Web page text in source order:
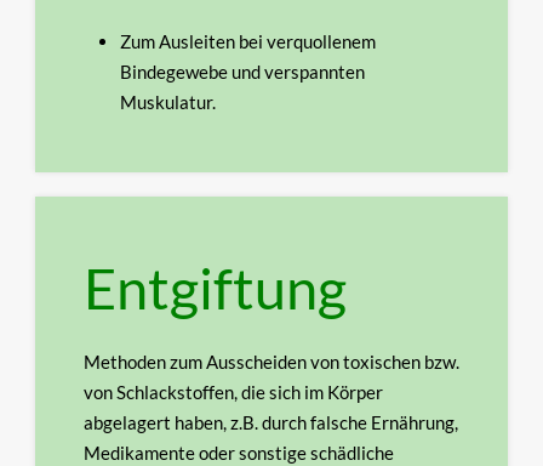
Zum Ausleiten bei verquollenem
Bindegewebe und verspannten
Muskulatur.
Entgiftung
Methoden zum Ausscheiden von toxischen bzw.
von Schlackstoffen, die sich im Körper
abgelagert haben, z.B. durch falsche Ernährung,
Medikamente oder sonstige schädliche